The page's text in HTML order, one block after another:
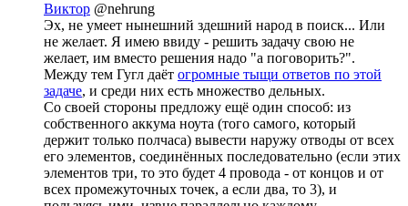
Виктор @nehrung
Эх, не умеет нынешний здешний народ в поиск... Или
не желает. Я имею ввиду - решить задачу свою не
желает, им вместо решения надо "а поговорить?".
Между тем Гугл даёт огромные тыщи ответов по этой
задаче, и среди них есть множество дельных.
Со своей стороны предложу ещё один способ: из
собственного аккума ноута (того самого, который
держит только полчаса) вывести наружу отводы от всех
его элементов, соединённых последовательно (если этих
элементов три, то это будет 4 провода - от концов и от
всех промежуточных точек, а если два, то 3), и